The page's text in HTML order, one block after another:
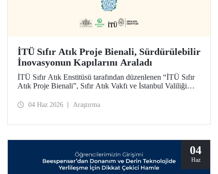
İTÜ Sıfır Atık Proje Bienali, Sürdürülebilir
İnovasyonun Kapılarını Araladı
İTÜ Sıfır Atık Enstitüsü tarafından düzenlenen “İTÜ Sıfır
Atık Proje Bienali”, Sıfır Atık Vakfı ve İstanbul Valiliği
kapsamında 3 Haziran 2026’da İTÜ Süleyman Demirel
04 Haz 2026 Araştırma
04
Haz